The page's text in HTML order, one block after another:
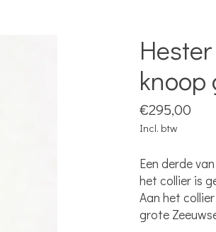
knoop
€295,00
Incl. btw
Een derde
het collier is
Aan het
grote